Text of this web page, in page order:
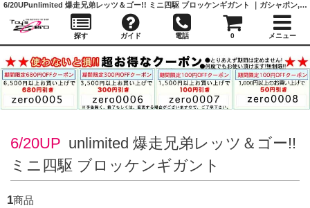
6/20UP unlimited 爆走兄弟レッツ＆ゴー!!
ミニ四駆 ブロッケンギガント
1商品
6/20UPunlimited 爆走兄弟レッツ＆ゴー!! ミニ四駆 ブロッケンギガント ｜ガシャポン,フィギュア,トミカ,食玩,販売,通販,大阪,日本橋, 『Toy's Zero』 トイズゼロ
探す ガイド 電話 0 メニュー